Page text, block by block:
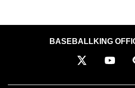
BASEBALLKING